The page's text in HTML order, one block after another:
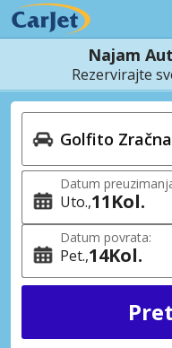
Najam
Rezervirajte
Datum
Uto. 11Kol.
Datum povrata:
Pet. 14Kol.